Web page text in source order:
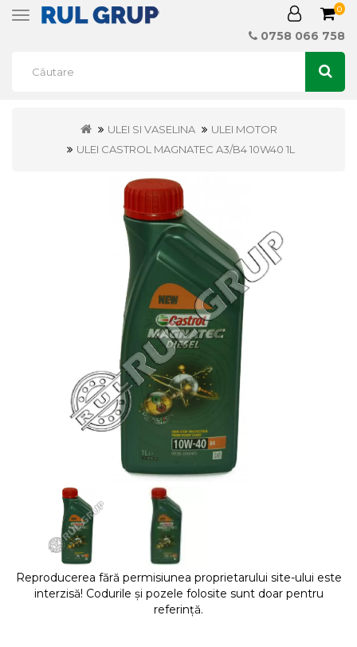
Toggle
0
0758 066 758
ULEI SI VASELINA
ULEI MOTOR
ULEI CASTROL MAGNATEC A3/B4 10W40 1L
Reproducerea fără permisiunea proprietarului site-ului este
interzisă! Codurile și pozele folosite sunt doar pentru
referință.